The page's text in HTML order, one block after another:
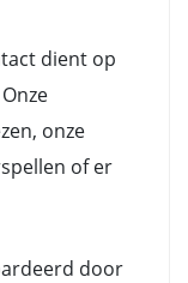
dient op
onze
of er
door